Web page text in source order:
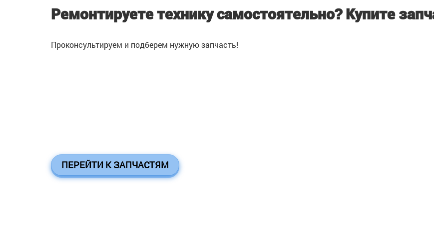
Ремонтируете технику самостоятельно?Купите
Проконсультируем и подберем нужную запчасть!
ПЕРЕЙТИ К ЗАПЧАСТЯМ